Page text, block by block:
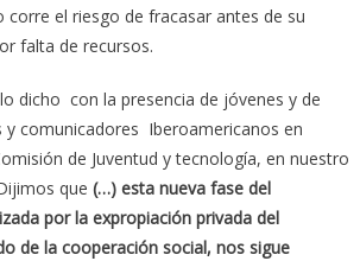
el riesgo de fracasar antes de su
falta de recursos.
dicho con la presencia de jóvenes y de
y comunicadores Iberoamericanos en
de Juventud y tecnología, en nuestro
que (…) esta nueva fase del
por la expropiación privada del
de la cooperación social, nos sigue